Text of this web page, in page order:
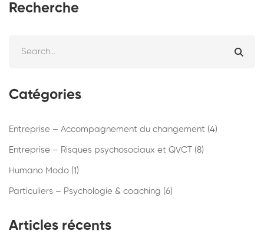
Recherche
Catégories
Entreprise – Accompagnement du changement (4)
Entreprise – Risques psychosociaux et QVCT (8)
Humano Modo (1)
Particuliers – Psychologie & coaching (6)
Articles récents